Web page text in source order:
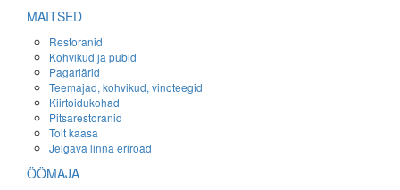
MAITSED
Restoranid
Kohvikud ja pubid
Pagariärid
Teemajad, kohvikud, vinoteegid
Kiirtoidukohad
Pitsarestoranid
Toit kaasa
Jelgava linna eriroad
ÖÖMAJA